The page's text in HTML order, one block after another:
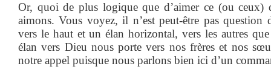
Or, quoi de plus logique que d’aimer ce (ou ceux)
aimons. Vous voyez, il n’est peut-être pas question
vers le haut et un élan horizontal, vers les autres
élan vers Dieu nous porte vers nos frères et nos
notre appel puisque nous parlons bien ici d’un